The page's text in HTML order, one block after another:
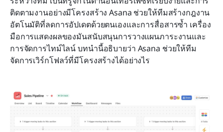
ติดตามงานอย่างมีโครงสร้าง Asana ช่วยให้ทีมสร้างกฎงาน
อัตโนมัติที่ลดการอัปเดตด้วยตนเองและการสื่อสารซ้ำ เครื่อง
มือการแสดงผลของมันสนับสนุนการวางแผนภาระงานและ
การจัดการไทม์ไลน์ บทนำนี้อธิบายว่า Asana ช่วยให้ทีม
จัดการเวิร์กโฟลว์ที่มีโครงสร้างได้อย่างไร